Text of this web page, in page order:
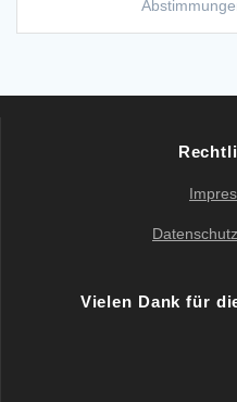
Vielen Dank für